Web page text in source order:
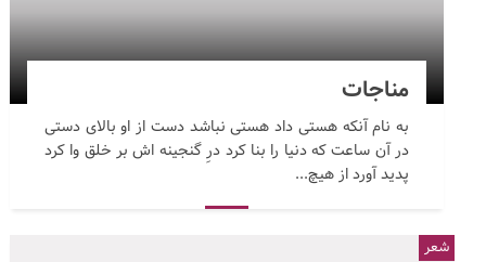
مناجات
به نام آنکه هستی داد هستی نباشد دست از او بالای دستی
در آن ساعت که دنیا را بنا کرد درِ گنجینه اش بر خلق وا کرد
پدید آورد از هیچ...
شعر